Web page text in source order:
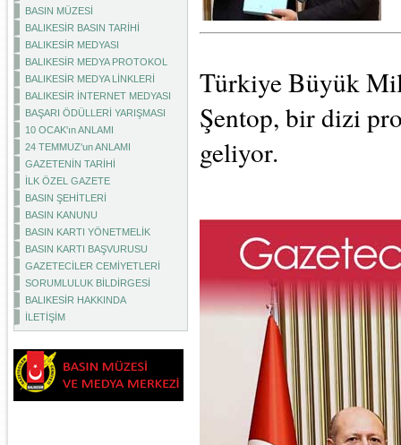
BASIN MÜZESİ
BALIKESİR BASIN TARİHİ
BALIKESİR MEDYASI
BALIKESİR MEDYA PROTOKOL
BALIKESİR MEDYA LİNKLERİ
BALIKESİR İNTERNET MEDYASI
BAŞARI ÖDÜLLERİ YARIŞMASI
10 OCAK'ın ANLAMI
24 TEMMUZ'un ANLAMI
GAZETENİN TARİHİ
İLK ÖZEL GAZETE
BASIN ŞEHİTLERİ
BASIN KANUNU
BASIN KARTI YÖNETMELİK
BASIN KARTI BAŞVURUSU
GAZETECİLER CEMİYETLERİ
SORUMLULUK BİLDİRGESİ
BALIKESİR HAKKINDA
İLETİŞİM
Türkiye Büyük
Şentop, bir dizi
geliyor.